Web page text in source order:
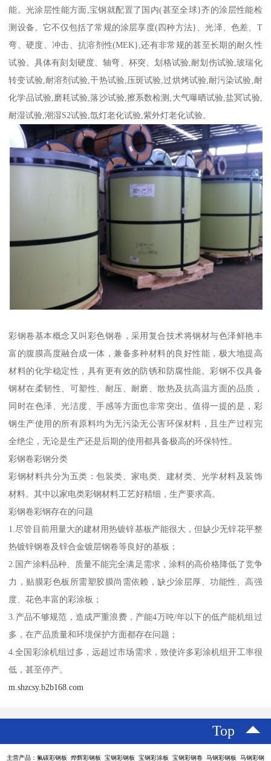
能。光涂层性能方面,宝钢就配置了国内(甚至全球}齐的涂层性能检
测设备。它不仅包括了常规的涂层享度(四种方法}、光泽、色差、T
弯、硬度、冲击、抗溶剂性(MEK},还有非常规的甚至长期的耐久性
试验。具体有刻划硬度、轴弯、杯突、划格试验,耐划伤试验,玻瑞化
转变试验,耐溶剂试验,干热试验,压斑试验,过烘烤试验,耐污染试验,耐
化学品试验,磨耗试验,落沙试验,擦系数检测,大气曝晒试验,盐冥试验,
耐湿试验,潮湿S2试验,氙灯老化试验,紫外灯老化试验。
彩钢卷基本概念又叫彩色钢卷，采用复合技术将钢材与色泽鲜艳丰
富的腹膜高度融合成一体，兼备多种材料的良好性能，极大地提高
材料的化学稳定性，具有更有效的防锈和防腐性能。彩钢不仅具备
钢材在柔韧性、可塑性、耐压、耐磨、散热及抗高温方面的品质，
同时在色泽、光洁度、手感等方面也非常突出。值得一提的是，彩
钢生产使用的所有原料均为无污染无公害环保材料，且生产过程完
全绝尘，无论是生产还是后期的使用都具备极高的环保特性。
彩钢卷彩钢分类
彩钢材料共分为五类：包装类、家电类、建材类、光学材料及装饰
材料。其中以家电类彩钢材料工艺好精细，生产要求高。
彩钢卷彩钢存在的问题
1.尽管目前用量大的建材用热镀锌基板产能很大，但缺少无锌花平整
热镀锌钢卷及锌合金镀层钢卷等良好的基板；
2.国产涂料品种、质量不能完全满足需求，涂料的高价格降低了竞争
力，贴膜彩色板所需塑胶膜尚需依赖，缺少涂层厚、功能性、高强
度、花色丰富的彩涂板；
3.产品不够规范，造成严重浪费，产能4万吨/年以下的低产能机组过
多，在产品质量和环境保护方面都存在问题；
4.全国彩涂机组过多，远超过市场需求，致使许多彩涂机组开工率很
低，甚至停产。
m.shzcsy.b2b168.com
Top
主营产品：氟碳彩钢板 烨辉彩钢板 宝钢彩钢板 宝钢彩涂板 宝钢彩钢卷 马钢彩钢板 马钢彩钢